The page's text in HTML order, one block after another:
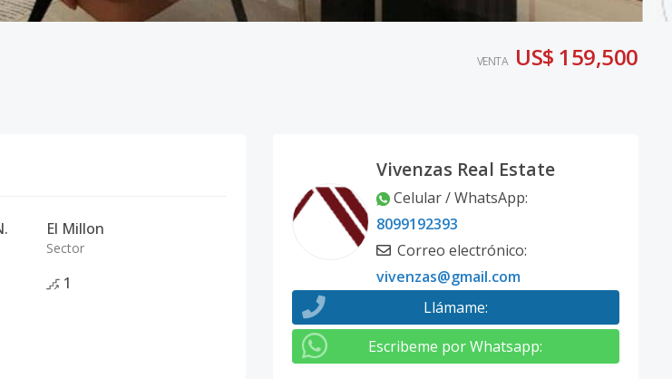
VENTA US$ 159,500
El Millon
Sector
1
Vivenzas Real Estate
Celular / WhatsApp:
8099192393
Correo electrónico:
vivenzas@gmail.com
Llámame:
Escribeme por Whatsapp: